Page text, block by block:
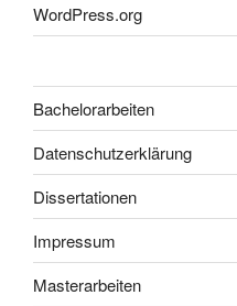
WordPress.org
Bachelorarbeiten
Datenschutzerklärung
Dissertationen
Impressum
Masterarbeiten